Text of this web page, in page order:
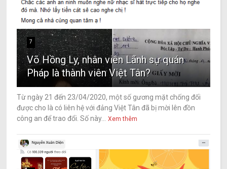
7
Võ Hồng Ly, nhân viên Lãnh sự quán
Pháp là thành viên Việt Tân?
Từ ngày 21 đến 23/04/2020, một số gương mặt chống đối
được cho là có liên hệ với đảng Việt Tân đã bị mời lên đồn
công an để trao đổi. Số này...
Xem thêm